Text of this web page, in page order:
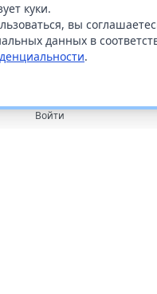
куки.
вы
данных в
.
Войти